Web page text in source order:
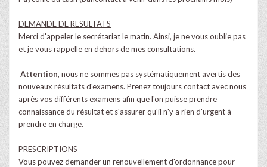
DEMANDE DE RESULTATS
Merci d'appeler le secrétariat le matin. Ainsi, je ne vous oublie pas
et je vous rappelle en dehors de mes consultations.
Attention, nous ne sommes pas systématiquement avertis des
nouveaux résultats d'examens. Prenez toujours contact avec nous
après vos différents examens afin que l'on puisse prendre
connaissance du résultat et s'assurer qu'il n'y a rien d'urgent à
prendre en charge.
PRESCRIPTIONS
Vous pouvez demander un renouvellement d'ordonnance pour